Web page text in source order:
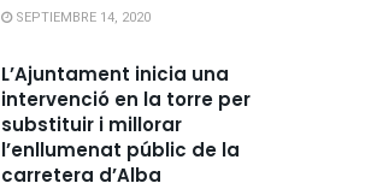
SEPTIEMBRE 14, 2020
L’Ajuntament inicia una
intervenció en la torre per
substituir i millorar
l’enllumenat públic de la
carretera d’Alba